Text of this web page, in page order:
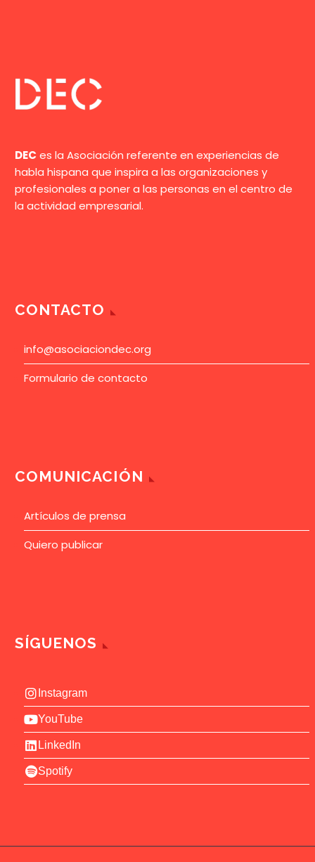
DEC es la Asociación referente en experiencias de
habla hispana que inspira a las organizaciones y
profesionales a poner a las personas en el centro de
la actividad empresarial.
CONTACTO
info@asociaciondec.org
Formulario de contacto
COMUNICACIÓN
Artículos de prensa
Quiero publicar
SÍGUENOS
Instagram
YouTube
LinkedIn
Spotify